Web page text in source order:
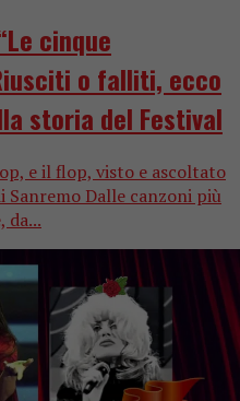
cinque
o falliti, ecco
storia del Festival
e il flop, visto e ascoltato
Dalle canzoni più
da...